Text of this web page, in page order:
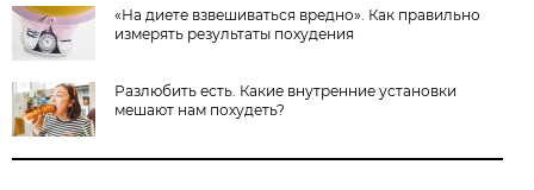
«На диете взвешиваться вредно». Как правильно
измерять результаты похудения
Разлюбить есть. Какие внутренние установки
мешают нам похудеть?